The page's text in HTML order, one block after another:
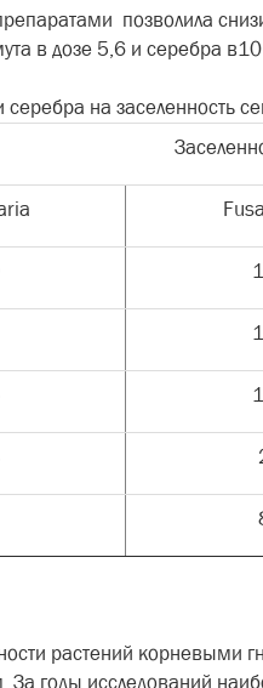
позволила
в дозе 5,6 и серебра
серебра на
растений корневыми
годы исследований